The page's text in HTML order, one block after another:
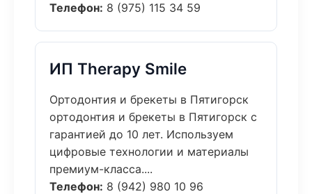
Телефон: 8 (975) 115 34 59
ИП Therapy Smile
Ортодонтия и брекеты в Пятигорск
ортодонтия и брекеты в Пятигорск с
гарантией до 10 лет. Используем
цифровые технологии и материалы
премиум-класса....
Телефон: 8 (942) 980 10 96